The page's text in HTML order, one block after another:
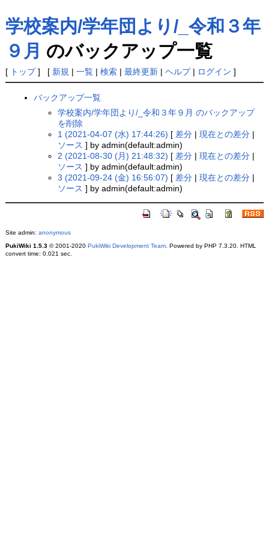
学校案内/学年団より/_令和３年
９月 のバックアップ一覧
[ トップ] [ 新規 | 一覧| 検索| 最終更新| ヘルプ| ログイン ]
バックアップ一覧
学校案内/学年団より/_令和３年９月 のバックアップ
を削除
1 (2021-04-07 (水) 17:44:26) [ 差分 |現在との差分 |
ソース ] by admin(default:admin)
2 (2021-08-30 (月) 21:48:32) [ 差分 |現在との差分 |
ソース ] by admin(default:admin)
3 (2021-09-24 (金) 16:56:07) [ 差分 |現在との差分 |
ソース ] by admin(default:admin)
Site admin: anonymous
PukiWiki 1.5.3© 2001-2020 PukiWiki Development Team. Powered by PHP 7.3.20. HTML
convert time: 0.021 sec.